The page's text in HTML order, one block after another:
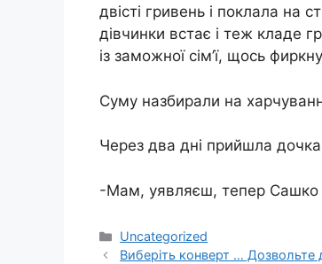
двісті гривень і поклала на
дівчинки встає і теж кладе
із заможної сім’ї, щось
Суму назбирали на
Через два дні прийшла
-Мам, уявляєш, тепер Сашко
Категорії
Uncategorized
Виберіть конверт … Дозвольте